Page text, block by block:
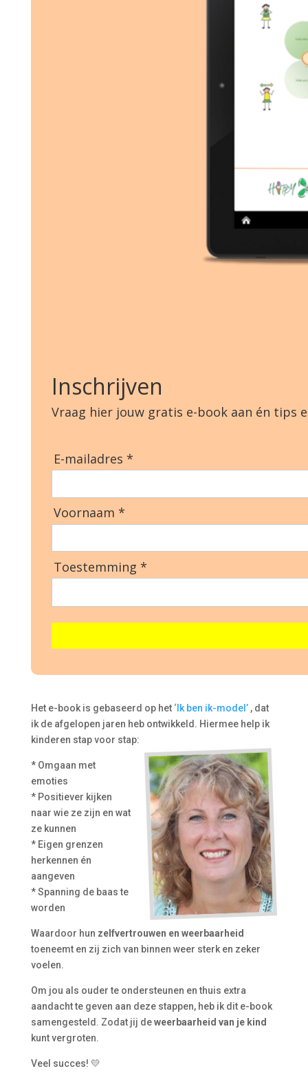
Inschrijven
Vraag hier jouw gratis e-book aan én tips
E-mailadres *
Voornaam *
Toestemming *
Het e-book is gebaseerd op het ‘Ik ben ik-model’, dat
ik de afgelopen jaren heb ontwikkeld. Hiermee help ik
kinderen stap voor stap:
* Omgaan met
emoties
* Positiever kijken
naar wie ze zijn en wat
ze kunnen
* Eigen grenzen
herkennen én
aangeven
* Spanning de baas te
worden
Waardoor hun zelfvertrouwen en weerbaarheid
toeneemt en zij zich van binnen weer sterk en zeker
voelen.
Om jou als ouder te ondersteunen en thuis extra
aandacht te geven aan deze stappen, heb ik dit e-book
samengesteld. Zodat jij deweerbaarheid van je kind
kunt vergroten.
Veel succes! 💛